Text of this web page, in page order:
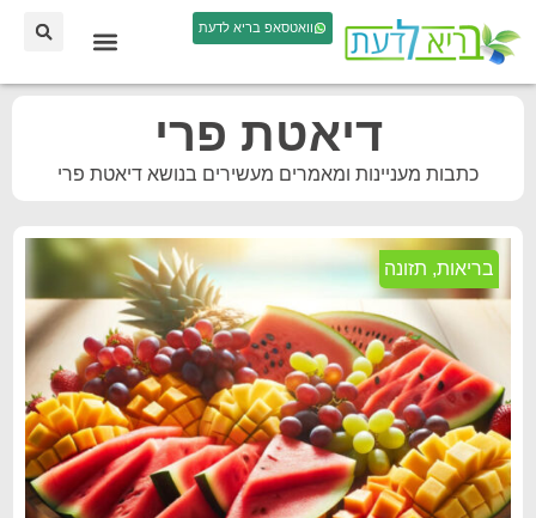
וואטסאפ בריא לדעת
דיאטת פרי
כתבות מעניינות ומאמרים מעשירים בנושא דיאטת פרי
בריאות, תזונה